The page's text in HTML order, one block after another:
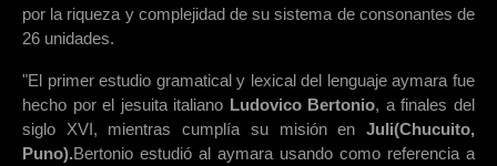
por la riqueza y complejidad de su sistema de consonantes de
26 unidades.
"El primer estudio gramatical y lexical del lenguaje aymara fue
hecho por el jesuita italiano Ludovico Bertonio, a finales del
siglo XVI, mientras cumplía su misión en Juli(Chucuito,
Puno).Bertonio estudió al aymara usando como referencia a